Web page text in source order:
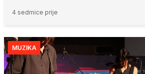
4 sedmice prije
MUZIKA